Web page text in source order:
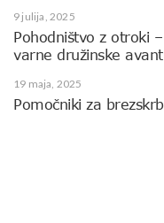
9 julija, 2025
Pohodništvo z otroki
varne družinske
19 maja, 2025
Pomočniki za